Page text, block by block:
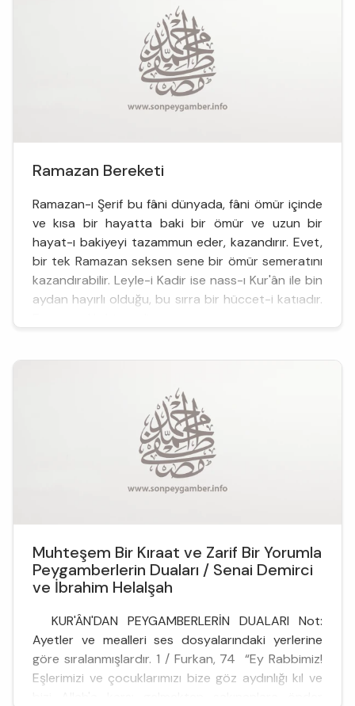
Ramazan Bereketi
Ramazan-ı Şerif bu fâni dünyada, fâni ömür içinde
ve kısa bir hayatta baki bir ömür ve uzun bir
hayat-ı bakiyeyi tazammun eder, kazandırır. Evet,
bir tek Ramazan seksen sene bir ömür semeratını
kazandırabilir. Leyle-i Kadir ise nass-ı Kur'ân ile bin
aydan hayırlı olduğu, bu sırra bir hüccet-i katıadır.
Muhteşem Bir Kıraat ve Zarif Bir Yorumla
Peygamberlerin Duaları / Senai Demirci
ve İbrahim Helalşah
KUR'ÂN'DAN PEYGAMBERLERİN DUALARI Not:
Ayetler ve mealleri ses dosyalarındaki yerlerine
göre sıralanmışlardır. 1 / Furkan, 74 “Ey Rabbimiz!
Eşlerimizi ve çocuklarımızı bize göz aydınlığı kıl ve